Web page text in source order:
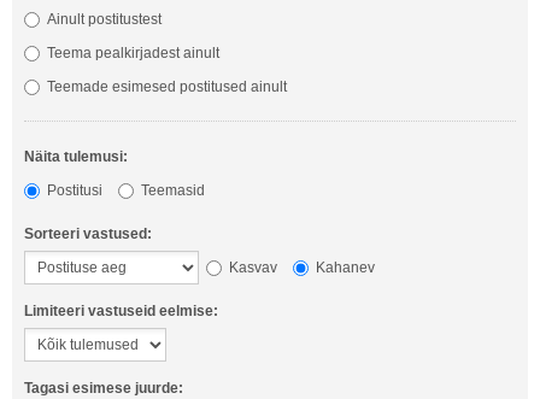
Ainult postitustest
Teema pealkirjadest ainult
Teemade esimesed postitused ainult
Näita tulemusi:
Postitusi
Teemasid
Sorteeri vastused:
Kasvav
Kahanev
Limiteeri vastuseid eelmise:
Tagasi esimese juurde: